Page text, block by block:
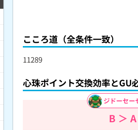
こころ道（全条件一致）
11289
心珠ポイント交換効率とGU
ジドーセー
B ＞